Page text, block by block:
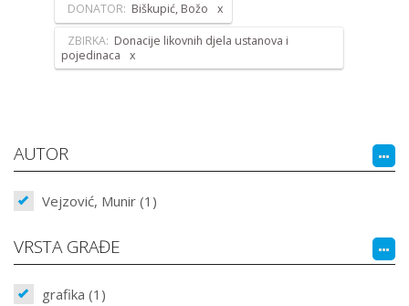
DONATOR: Biškupić, Božo
ZBIRKA: Donacije likovnih djela ustanova i
pojedinaca
AUTOR
Vejzović, Munir (1)
VRSTA GRAĐE
grafika (1)